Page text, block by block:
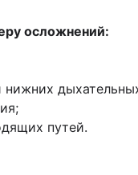
осложнений:
путей.